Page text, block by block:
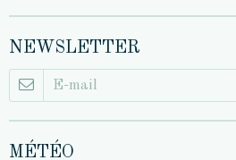
NEWSLETTER
MÉTÉO